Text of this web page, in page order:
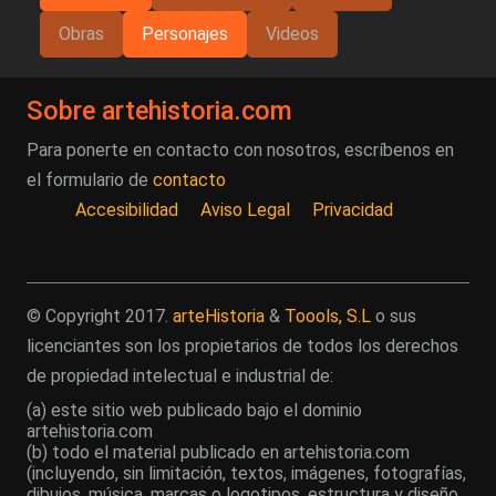
Obras Personajes Videos
Sobre artehistoria.com
Para ponerte en contacto con nosotros, escríbenos en
el formulario de contacto
Accesibilidad
Aviso Legal Privacidad
© Copyright 2017. arteHistoria & Toools, S.L o sus
licenciantes son los propietarios de todos los derechos
de propiedad intelectual e industrial de:
(a) este sitio web publicado bajo el dominio
artehistoria.com
(b) todo el material publicado en artehistoria.com
(incluyendo, sin limitación, textos, imágenes, fotografías,